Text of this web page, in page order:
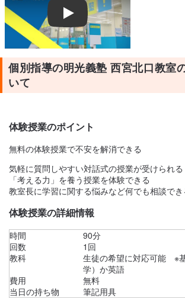
個別指導の明光義塾 西宮北口教室
いて
体験授業のポイント
無料の体験授業で不安を解消できる
気軽に質問しやすい対話式の授業が受けられる
「考える力」を養う授業を体験できる
教室長に学習に関する悩みなど何でも相談でき
体験授業の詳細情報
時間
90分
回数
1回
教科
生徒の希望に対応可能 ※
学）か英語
費用
無料
当日の持ち物
筆記用具